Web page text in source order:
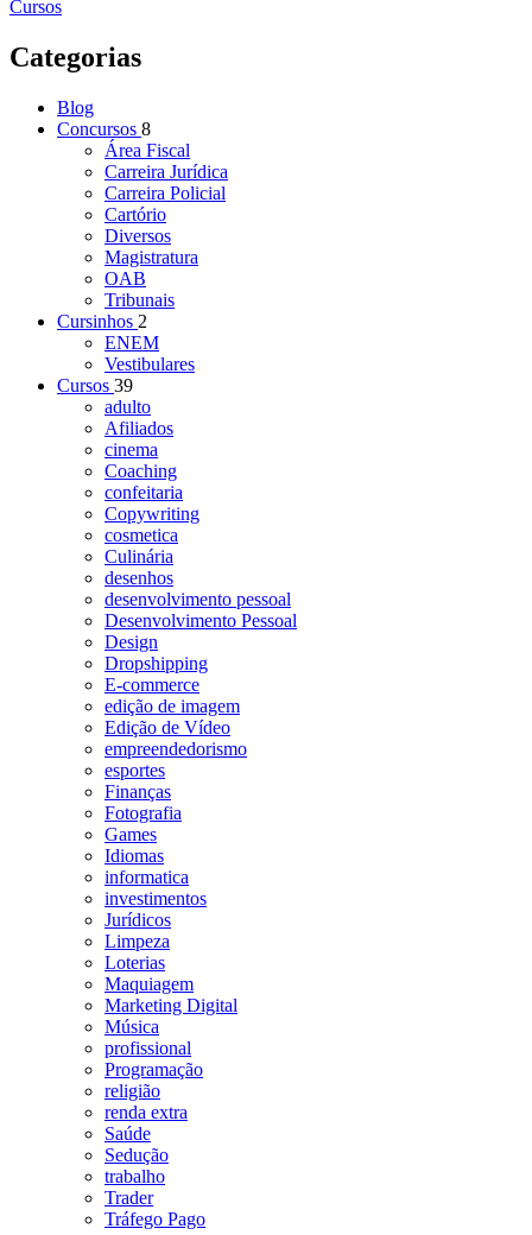
Cursos
Categorias
Blog
Concursos 8
Área Fiscal
Carreira Jurídica
Carreira Policial
Cartório
Diversos
Magistratura
OAB
Tribunais
Cursinhos 2
ENEM
Vestibulares
Cursos 39
adulto
Afiliados
cinema
Coaching
confeitaria
Copywriting
cosmetica
Culinária
desenhos
desenvolvimento pessoal
Desenvolvimento Pessoal
Design
Dropshipping
E-commerce
edição de imagem
Edição de Vídeo
empreendedorismo
esportes
Finanças
Fotografia
Games
Idiomas
informatica
investimentos
Jurídicos
Limpeza
Loterias
Maquiagem
Marketing Digital
Música
profissional
Programação
religião
renda extra
Saúde
Sedução
trabalho
Trader
Tráfego Pago